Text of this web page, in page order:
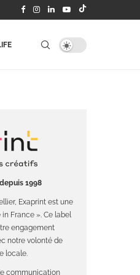
1998
Exaprint est une
France ». Ce label
engagement
notre volonté de
locale.
communication